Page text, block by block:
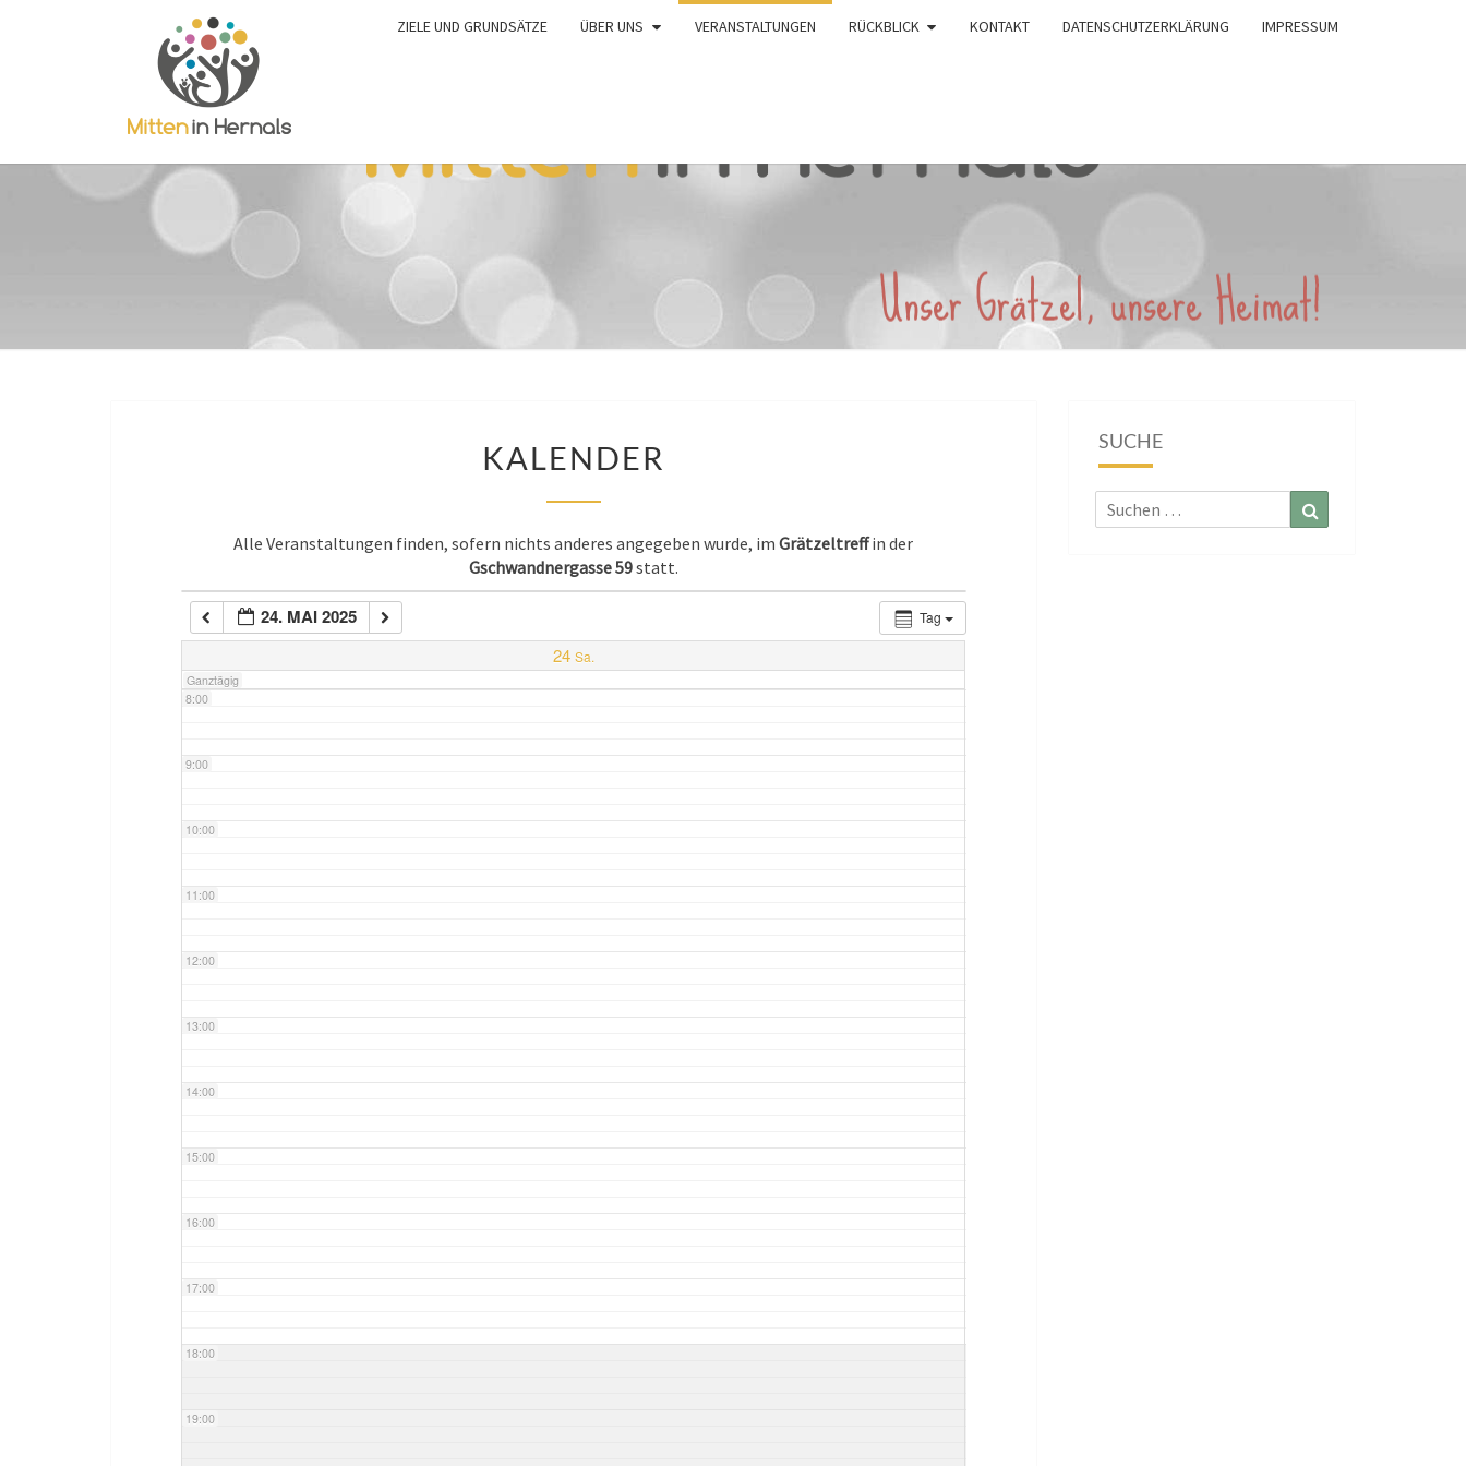
ZIELE UND GRUNDSÄTZE ÜBER UNS VERANSTALTUNGEN RÜCKBLICK KONTAKT DATENSCHUTZERKLÄRUNG IMPRESSUM
KALENDER
Alle Veranstaltungen finden, sofern nichts anderes angegeben wurde, imGrätzeltreffin der
Gschwandnergasse 59statt.
Tag
24. MAI 2025
24 Sa.
Ganztägig
7:00
8:00
9:00
10:00
11:00
12:00
13:00
14:00
15:00
16:00
17:00
18:00
19:00
SUCHE
Suchen
nach: